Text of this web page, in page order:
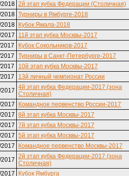
2018 2й этап кубка Федерации (Столичная)
Турниры в Ямбурге-2018
Кубок Ямала-2018
11й этап кубка Москвы-2017
Кубок Сокольников-2017
Турниры в Санкт-Петербурге-2017
10й этап кубка Москвы-2017
13й личный чемпионат России
4й этап кубка Федерации-2017 (зона
Столичная)
Командное первенство России-2017
8й этап кубка Москвы-2017
7й этап кубка Москвы-2017
5й этап кубка Москвы-2017
Командное первенство Москвы-2017
2й зтап кубка Федерации-2017 (зона
Столичная)
Кубок Ямбурга